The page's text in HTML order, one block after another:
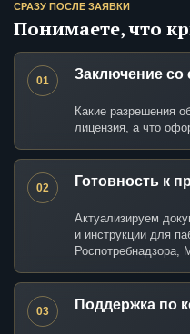
СРАЗУ ПОСЛЕ ЗАЯВКИ
Понимаете, что
01 Заключение
Какие разрешения
лицензия, а что
02 Готовность к
Актуализируем
и инструкции для
Роспотребнадзора,
03 Поддержка по